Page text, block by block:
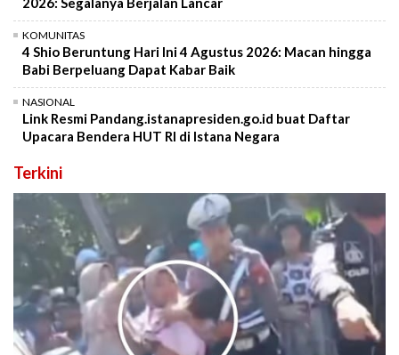
KOMUNITAS
4 Shio Beruntung Hari Ini 4 Agustus 2026: Macan hingga
Babi Berpeluang Dapat Kabar Baik
NASIONAL
Link Resmi Pandang.istanapresiden.go.id buat Daftar
Upacara Bendera HUT RI di Istana Negara
Terkini